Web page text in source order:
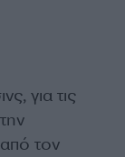
για τις
τον